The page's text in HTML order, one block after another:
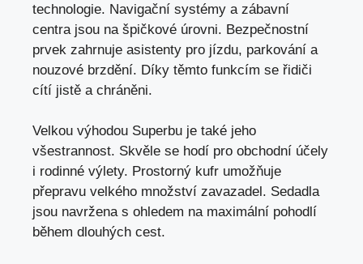
technologie. Navigační systémy a zábavní
centra jsou na špičkové úrovni. Bezpečnostní
prvek zahrnuje asistenty pro jízdu, parkování a
nouzové brzdění. Díky těmto funkcím se řidiči
cítí jistě a chráněni.
Velkou výhodou Superbu je také jeho
všestrannost. Skvěle se hodí pro obchodní účely
i rodinné výlety. Prostorný kufr umožňuje
přepravu velkého množství zavazadel. Sedadla
jsou navržena s ohledem na maximální pohodlí
během dlouhých cest.